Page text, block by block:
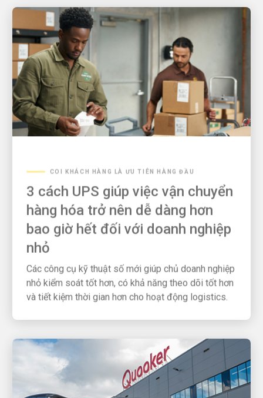
3 cách UPS giúp việc vận chuyển
hàng hóa trở nên dễ dàng hơn
bao giờ hết đối với doanh nghiệp
nhỏ
nhỏ kiểm soát tốt hơn, có khả năng theo dõi tốt hơn
và tiết kiệm thời gian hơn cho hoạt động logistics.